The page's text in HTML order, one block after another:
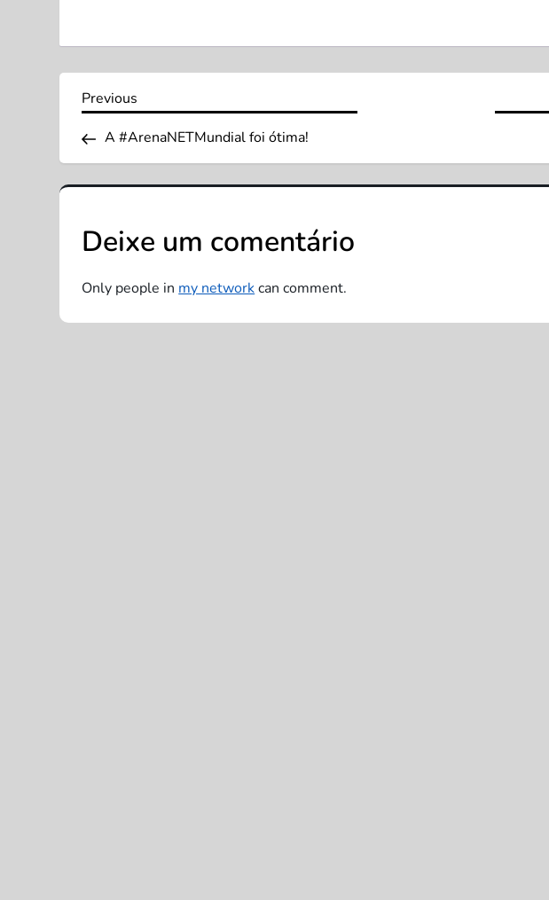
N
a
v
e
g
a
Previous
Previous
A #ArenaNETMundial foi ótima!
Deixe um comentário
Only people inmy networkcan comment.